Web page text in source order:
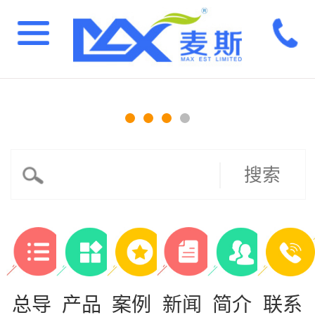
搜索
总导 产品 案例 新闻 简介 联系